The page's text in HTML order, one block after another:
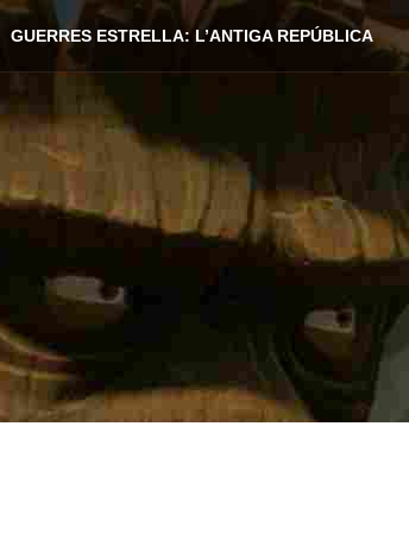
GUERRES ESTRELLA: L’ANTIGA REPÚBLICA